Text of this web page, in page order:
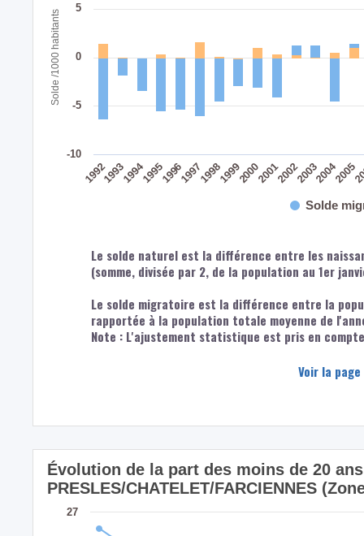
Solde /1000 habitants
19921993199419951996199719981999200020012002200320042005
-10
-5
0
5
Solde
Le solde naturel est la différence entre les
(somme, divisée par 2, de la population au 1er
Le solde migratoire est la différence entre la
rapportée à la population totale moyenne de
Note : L'ajustement statistique est pris en
Voir la
Évolution de la part des moins de 20
PRESLES/CHATELET/FARCIENNES
27